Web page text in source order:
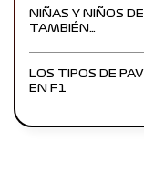
NIÑAS Y NIÑOS
TAMBIÉN…
LOS TIPOS DE
EN F1